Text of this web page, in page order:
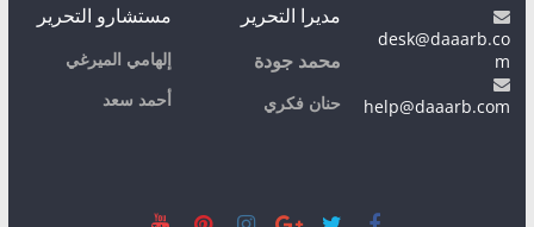
desk@daaarb.co
m
help@daaarb.com
مديرا التحرير
محمد جودة
حنان فكري
مستشارو التحرير
إلهامي الميرغي
أحمد سعد